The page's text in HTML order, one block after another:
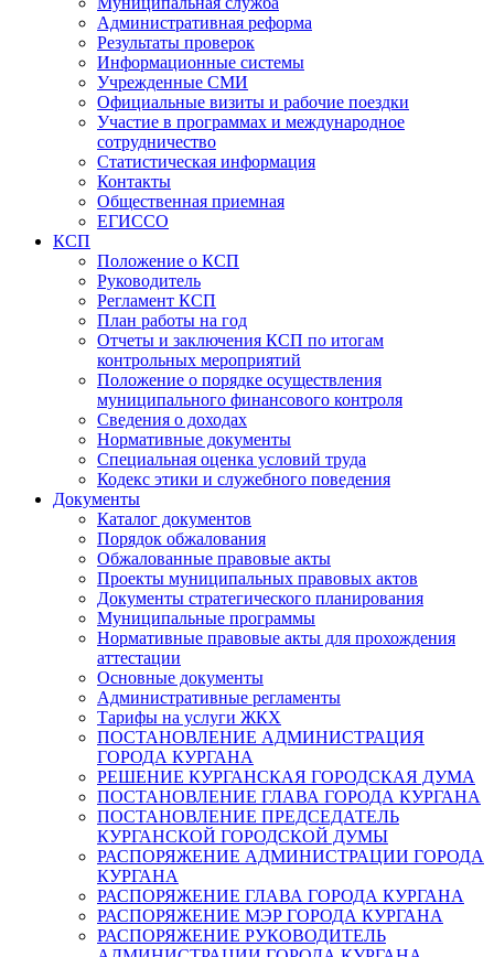
Административная реформа
Результаты проверок
Информационные системы
Учрежденные СМИ
Официальные визиты и рабочие поездки
Участие в программах и международное
сотрудничество
Статистическая информация
Контакты
Общественная приемная
ЕГИССО
КСП
Положение о КСП
Руководитель
Регламент КСП
План работы на год
Отчеты и заключения КСП по итогам
контрольных мероприятий
Положение о порядке осуществления
муниципального финансового контроля
Сведения о доходах
Нормативные документы
Специальная оценка условий труда
Кодекс этики и служебного поведения
Документы
Каталог документов
Порядок обжалования
Обжалованные правовые акты
Проекты муниципальных правовых актов
Документы стратегического планирования
Муниципальные программы
Нормативные правовые акты для прохождения
аттестации
Основные документы
Административные регламенты
Тарифы на услуги ЖКХ
ПОСТАНОВЛЕНИЕ АДМИНИСТРАЦИЯ
ГОРОДА КУРГАНА
РЕШЕНИЕ КУРГАНСКАЯ ГОРОДСКАЯ ДУМА
ПОСТАНОВЛЕНИЕ ГЛАВА ГОРОДА КУРГАНА
ПОСТАНОВЛЕНИЕ ПРЕДСЕДАТЕЛЬ
КУРГАНСКОЙ ГОРОДСКОЙ ДУМЫ
РАСПОРЯЖЕНИЕ АДМИНИСТРАЦИИ ГОРОДА
КУРГАНА
РАСПОРЯЖЕНИЕ ГЛАВА ГОРОДА КУРГАНА
РАСПОРЯЖЕНИЕ МЭР ГОРОДА КУРГАНА
РАСПОРЯЖЕНИЕ РУКОВОДИТЕЛЬ